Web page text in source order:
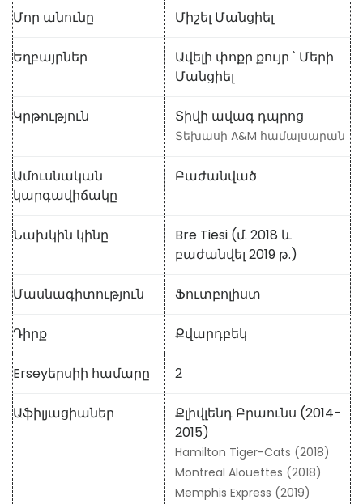
Մոր անունը Միշել Մանցիել
Եղբայրներ
Ավելի փոքր քույր ՝ Մերի
Մանցիել
Կրթություն Տիվի ավագ դպրոց
Տեխասի A&M համալսարան
Ամուսնական
կարգավիճակը
Բաժանված
Նախկին կինը
Bre Tiesi (մ. 2018 և
բաժանվել 2019 թ.)
Մասնագիտություն Ֆուտբոլիստ
Դիրք Քվարդբեկ
Erseyերսիի համարը 2
Աֆիլյացիաներ
Քլիվլենդ Բրաունս (2014-
2015)
Hamilton Tiger-Cats (2018)
Montreal Alouettes (2018)
Memphis Express (2019)